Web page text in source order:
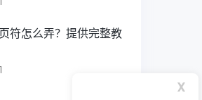
符怎么弄？提供完整教
x